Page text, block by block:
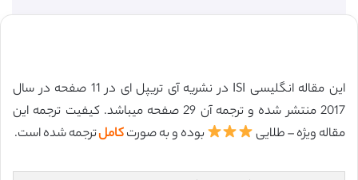
این مقاله انگلیسی ISI در نشریه آی تریپل ای در 11 صفحه در سال
2017 منتشر شده و ترجمه آن 29 صفحه میباشد. کیفیت ترجمه این
مقاله ویژه – طلایی
بوده و به صورتکاملترجمه شده است.